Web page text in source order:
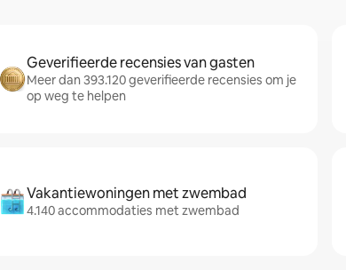
Geverifieerde recensies van gasten
Meer dan 393.120 geverifieerde recensies om je
op weg te helpen
Vakantiewoningen met zwembad
4.140 accommodaties met zwembad